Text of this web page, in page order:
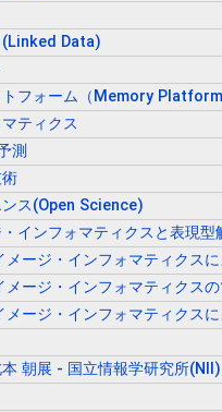
(Linked Data)
トフォーム（Memory
ティクス
測
ス(Open Science)
インフォマティクスと表現型
メージ・インフォマティクス
メージ・インフォマティクス
メージ・インフォマティクス
朝展 - 国立情報学研究所(NII)